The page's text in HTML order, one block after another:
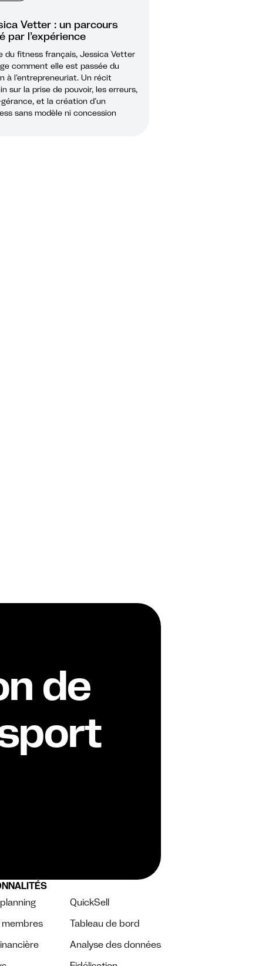
Vetter : un parcours
par l’expérience
du fitness français, Jessica Vetter
comment elle est passée du
à l’entrepreneuriat. Un récit
sur la prise de pouvoir, les erreurs,
et la création d’un
sans modèle ni concession
de
QuickSell
Tableau de bord
Analyse des données